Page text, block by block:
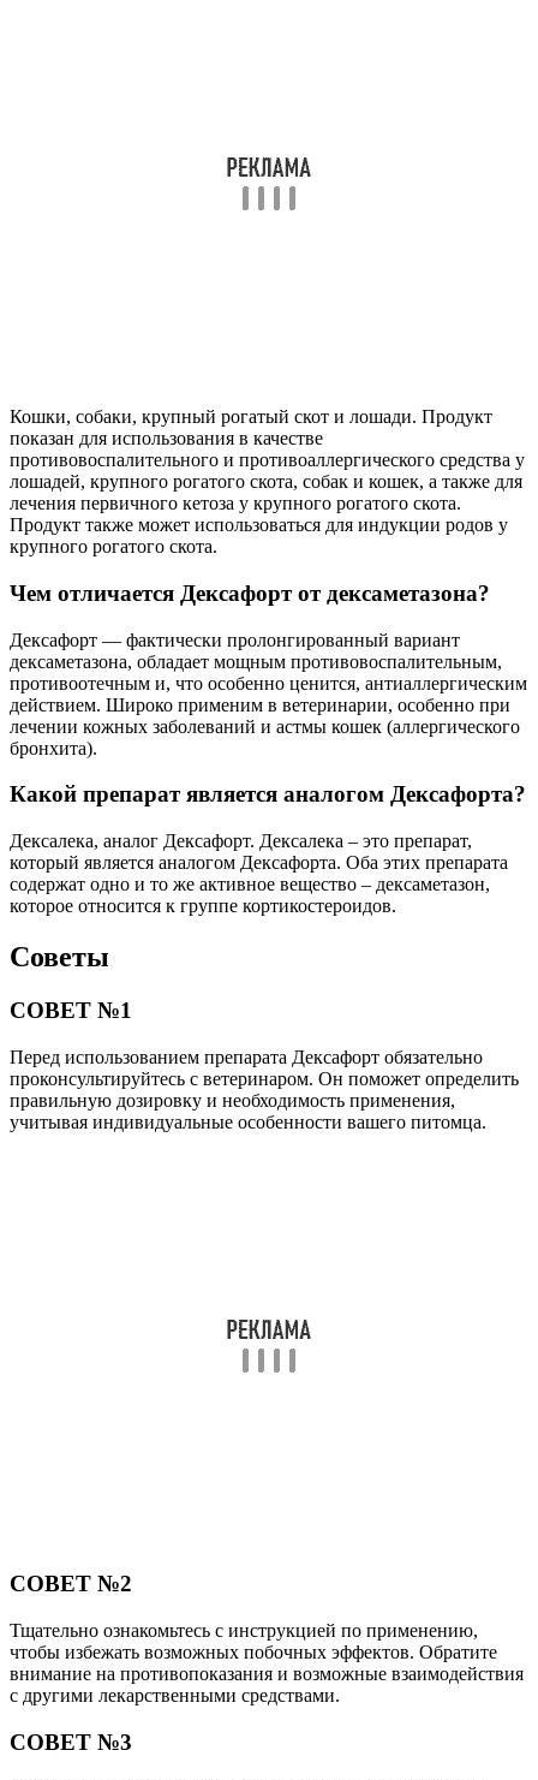
Кошки, собаки, крупный рогатый скот и лошади. Продукт
показан для использования в качестве
противовоспалительного и противоаллергического средства у
лошадей, крупного рогатого скота, собак и кошек, а также для
лечения первичного кетоза у крупного рогатого скота.
Продукт также может использоваться для индукции родов у
крупного рогатого скота.
Чем отличается Дексафорт от дексаметазона?
Дексафорт — фактически пролонгированный вариант
дексаметазона, обладает мощным противовоспалительным,
противоотечным и, что особенно ценится, антиаллергическим
действием. Широко применим в ветеринарии, особенно при
лечении кожных заболеваний и астмы кошек (аллергического
бронхита).
Какой препарат является аналогом Дексафорта?
Дексалека, аналог Дексафорт. Дексалека – это препарат,
который является аналогом Дексафорта. Оба этих препарата
содержат одно и то же активное вещество – дексаметазон,
которое относится к группе кортикостероидов.
Советы
СОВЕТ №1
Перед использованием препарата Дексафорт обязательно
проконсультируйтесь с ветеринаром. Он поможет определить
правильную дозировку и необходимость применения,
учитывая индивидуальные особенности вашего питомца.
СОВЕТ №2
Тщательно ознакомьтесь с инструкцией по применению,
чтобы избежать возможных побочных эффектов. Обратите
внимание на противопоказания и возможные взаимодействия
с другими лекарственными средствами.
СОВЕТ №3